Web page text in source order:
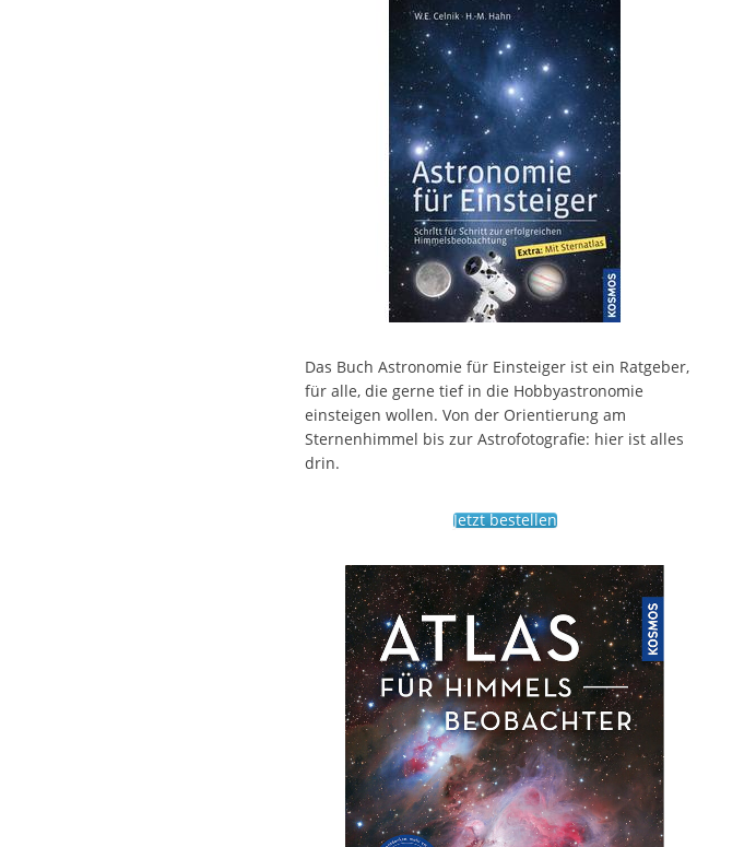
Das Buch Astronomie für Einsteiger ist ein Ratgeber,
für alle, die gerne tief in die Hobbyastronomie
einsteigen wollen. Von der Orientierung am
Sternenhimmel bis zur Astrofotografie: hier ist alles
drin.
Jetzt bestellen